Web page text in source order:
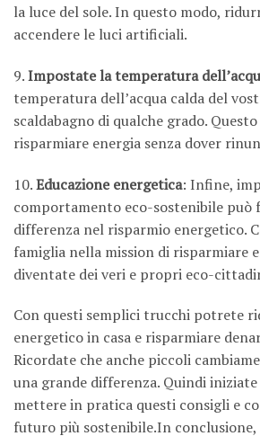
la luce del sole. In questo modo,
accendere le luci artificiali.
9.Impostate la temperatura
temperatura dell’acqua calda del
scaldabagno di qualche grado.
risparmiare energia senza dover
10.Educazione energetica: Infine,
comportamento eco-sostenibile può
differenza nel risparmio energetico.
famiglia nella mission di risparmiare
diventate dei veri e propri eco-
Con questi semplici trucchi potrete
energetico in casa e risparmiare
Ricordate che anche piccoli
una grande differenza. Quindi iniziate
mettere in pratica questi consigli e
futuro più sostenibile.In